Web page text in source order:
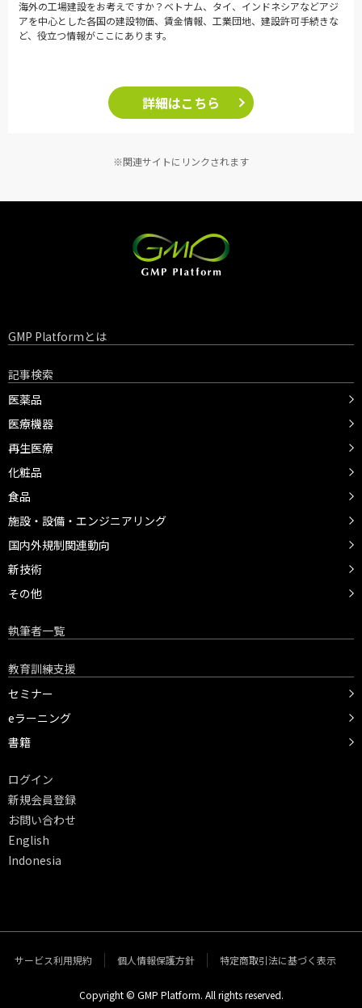
海外の工場建設をお考えですか？ベトナム、タイ、インドネシアなどアジ
アを中心とした各国の建設物価、賃金情報、工業団地、建設許可手続きな
ど、役立つ情報がここにあります。
詳細はこちら
※関連サイトにリンクされます
GMP Platformとは
記事検索
医薬品
医療機器
再生医療
化粧品
食品
施設・設備・エンジニアリング
国内外規制関連動向
新技術
その他
執筆者一覧
教育訓練支援
セミナー
eラーニング
書籍
ログイン
新規会員登録
お問い合わせ
English
Indonesia
サービス利用規約 個人情報保護方針 特定商取引法に基づく表示
Copyright © GMP Platform. All rights reserved.